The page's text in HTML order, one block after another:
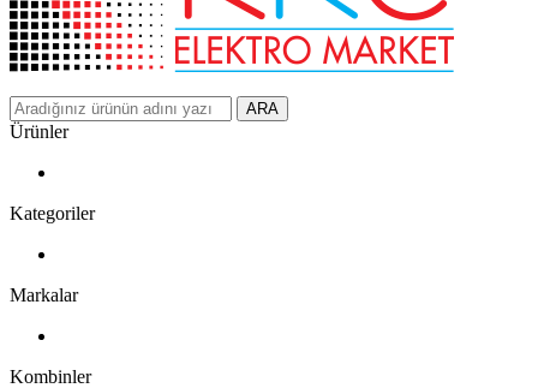
ARA
Ürünler
Kategoriler
Markalar
Kombinler